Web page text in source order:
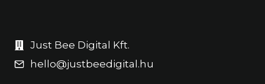
Just Bee Digital Kft.
hello@justbeedigital.hu